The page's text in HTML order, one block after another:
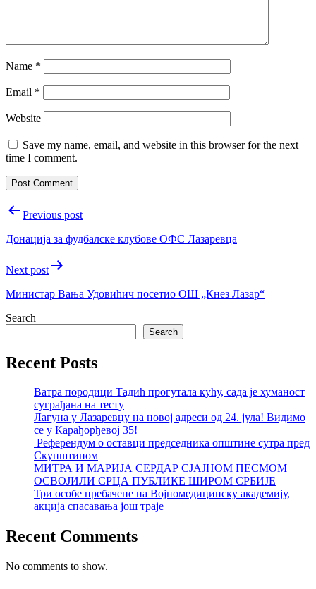
Name *
Email *
Website
Save my name, email, and website in this browser for the next
time I comment.
PostPrevious post
Донација за фудбалске клубове ОФС Лазаревца
Next post
Министар Вања Удовићич посетио ОШ „Кнез Лазар“
Search
Search
Recent Posts
Ватра породици Тадић прогутала кућу, сада је хуманост
суграђана на тесту
Лагуна у Лазаревцу на новој адреси од 24. јула! Видимо
се у Карађорђевој 35!
Референдум о оставци председника општине сутра пред
Скупштином
МИТРА И МАРИЈА СЕРДАР СЈАЈНОМ ПЕСМОМ
ОСВОЈИЛИ СРЦА ПУБЛИКЕ ШИРОМ СРБИЈЕ
Три особе пребачене на Војномедицинску академију,
акција спасавања још траје
Recent Comments
No comments to show.